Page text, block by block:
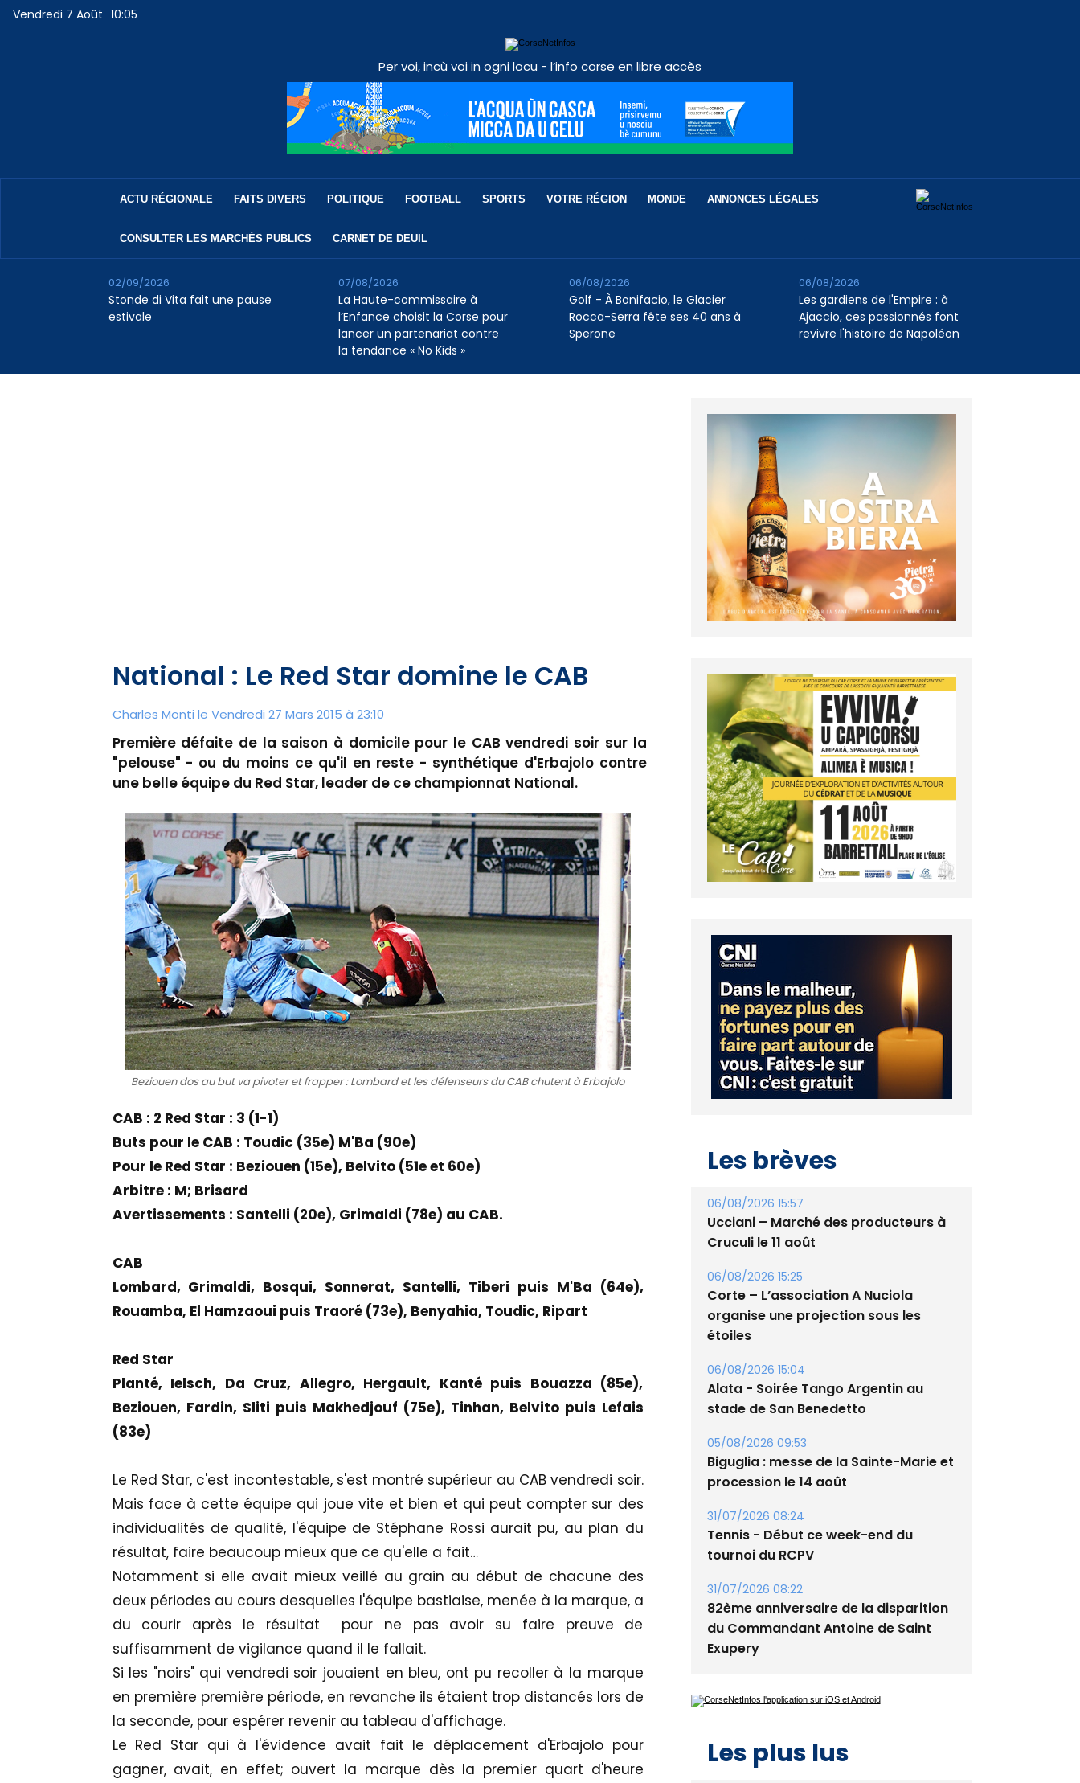
Vendredi 7 Août 10:05
Per voi, incù voi in ogni locu - l’info corse en libre accès
ACTU RÉGIONALE FAITS DIVERS POLITIQUE FOOTBALL SPORTS VOTRE RÉGION MONDE ANNONCES LÉGALES
CONSULTER LES MARCHÉS PUBLICS CARNET DE DEUIL
Stonde di Vita fait une pause
estivale
02/09/2026
La Haute-commissaire à
l’Enfance choisit la Corse pour
lancer un partenariat contre
la tendance « No Kids »
07/08/2026
Golf - À Bonifacio, le Glacier
Rocca-Serra fête ses 40 ans à
Sperone
06/08/2026
Les gardiens de l'Empire : à
Ajaccio, ces passionnés font
revivre l'histoire de Napoléon
06/08/2026
National : Le Red Star domine le CAB
Charles Monti le Vendredi 27 Mars 2015 à 23:10
Première défaite de la saison à domicile pour le CAB vendredi soir sur la
"pelouse" - ou du moins ce qu'il en reste - synthétique d'Erbajolo contre
une belle équipe du Red Star, leader de ce championnat National.
Beziouen dos au but va pivoter et frapper : Lombard et les défenseurs du CAB chutent à Erbajolo
CAB : 2 Red Star : 3 (1-1)
Buts pour le CAB : Toudic (35e) M'Ba (90e)
Pour le Red Star : Beziouen (15e), Belvito (51e et 60e)
Arbitre : M; Brisard
Avertissements : Santelli (20e), Grimaldi (78e) au CAB.
CAB
Lombard, Grimaldi, Bosqui, Sonnerat, Santelli, Tiberi puis M'Ba (64e),
Rouamba, El Hamzaoui puis Traoré (73e), Benyahia, Toudic, Ripart
Red Star
Planté, Ielsch, Da Cruz, Allegro, Hergault, Kanté puis Bouazza (85e),
Beziouen, Fardin, Sliti puis Makhedjouf (75e), Tinhan, Belvito puis Lefais
(83e)
Le Red Star, c'est incontestable, s'est montré supérieur au CAB vendredi soir.
Mais face à cette équipe qui joue vite et bien et qui peut compter sur des
individualités de qualité, l'équipe de Stéphane Rossi aurait pu, au plan du
résultat, faire beaucoup mieux que ce qu'elle a fait…
Notamment si elle avait mieux veillé au grain au début de chacune des
deux périodes au cours desquelles l'équipe bastiaise, menée à la marque, a
du courir après le résultat pour ne pas avoir su faire preuve de
suffisamment de vigilance quand il le fallait.
Si les "noirs" qui vendredi soir jouaient en bleu, ont pu recoller à la marque
en première première période, en revanche ils étaient trop distancés lors de
la seconde, pour espérer revenir au tableau d'affichage.
Le Red Star qui à l'évidence avait fait le déplacement d'Erbajolo pour
gagner, avait, en effet; ouvert la marque dès la premier quart d'heure
Les brèves
06/08/2026 15:57
Ucciani – Marché des producteurs à
Cruculi le 11 août
06/08/2026 15:25
Corte – L’association A Nuciola
organise une projection sous les
étoiles
06/08/2026 15:04
Alata - Soirée Tango Argentin au
stade de San Benedetto
05/08/2026 09:53
Biguglia : messe de la Sainte-Marie et
procession le 14 août
31/07/2026 08:24
Tennis - Début ce week-end du
tournoi du RCPV
31/07/2026 08:22
82ème anniversaire de la disparition
du Commandant Antoine de Saint
Exupery
Les plus lus